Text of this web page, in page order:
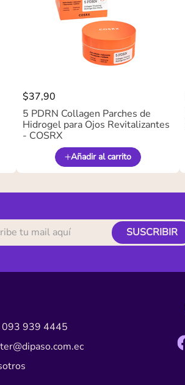
$37,90
5 PDRN Collagen Parches de
Hidrogel para Ojos Revitalizantes
- COSRX
Añadir al carrito
SUSCRIBIR
093 939 4445